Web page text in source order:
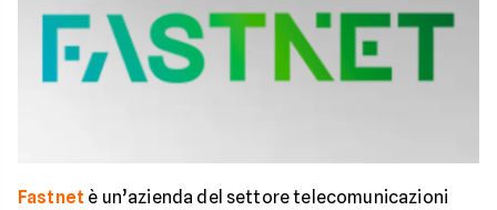
Fastnet è un’azienda del settore telecomunicazioni